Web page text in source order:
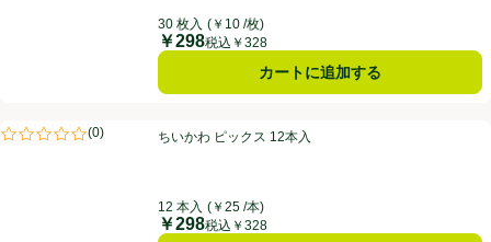
30 枚入 (￥10 /枚)
価格
￥298税込￥328
カートに追加する
ちいかわ ピックス 12本入
(0)
評価は0件のレビューで5点中0.0点。
ちいかわ ピックス 12本入
12 本入 (￥25 /本)
価格
￥298税込￥328